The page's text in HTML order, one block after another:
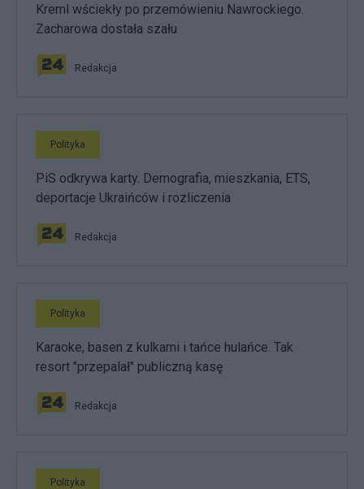
Kreml wściekły po przemówieniu Nawrockiego.
Zacharowa dostała szału
Redakcja
Polityka
PiS odkrywa karty. Demografia, mieszkania, ETS,
deportacje Ukraińców i rozliczenia
Redakcja
Polityka
Karaoke, basen z kulkami i tańce hulańce. Tak
resort "przepalał" publiczną kasę
Redakcja
Polityka